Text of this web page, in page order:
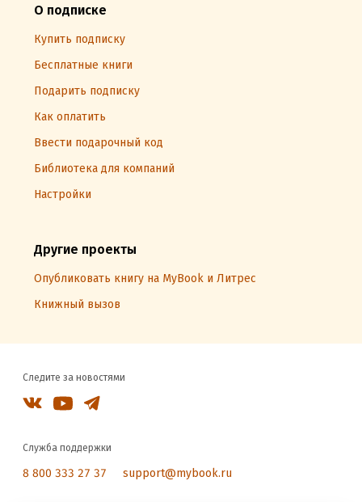
О подписке
Купить подписку
Бесплатные книги
Подарить подписку
Как оплатить
Ввести подарочный код
Библиотека для компаний
Настройки
Другие проекты
Опубликовать книгу на MyBook и Литрес
Книжный вызов
Следите за новостями
Служба поддержки
8 800 333 27 37 support@mybook.ru